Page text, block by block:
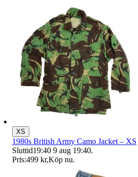
XS
1980s British Army Camo Jacket – XS
Sluttid19:40 9 aug 19:40.
Pris:499 kr,Köp nu.